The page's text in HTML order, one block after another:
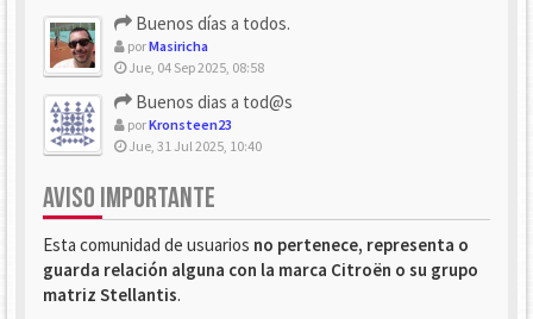
Buenos días a todos.
porMasiricha
Jue, 04 Sep 2025, 08:58
Buenos dias a tod@s
porKronsteen23
Jue, 31 Jul 2025, 10:40
AVISO IMPORTANTE
Esta comunidad de usuarios no pertenece, representa o
guarda relación alguna con la marca Citroën o su grupo
matriz Stellantis.